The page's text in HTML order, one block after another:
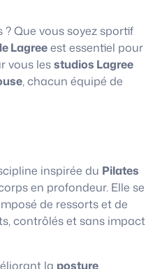
Que vous soyez sportif
Lagreeest essentiel pour
vous lesstudios Lagree
, chacun équipé de
inspirée du Pilates
en profondeur. Elle se
de ressorts et de
contrôlés et sans impact
la posture,